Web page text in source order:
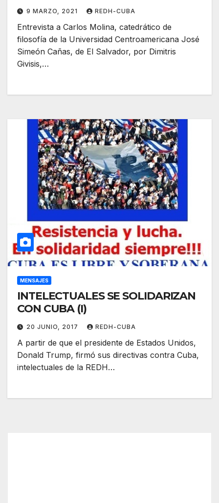
9 MARZO, 2021 REDH-CUBA
Entrevista a Carlos Molina, catedrático de
filosofía de la Universidad Centroamericana José
Simeón Cañas, de El Salvador, por Dimitris
Givisis,…
MENSAJES
INTELECTUALES SE SOLIDARIZAN
CON CUBA (I)
20 JUNIO, 2017 REDH-CUBA
A partir de que el presidente de Estados Unidos,
Donald Trump, firmó sus directivas contra Cuba,
intelectuales de la REDH…